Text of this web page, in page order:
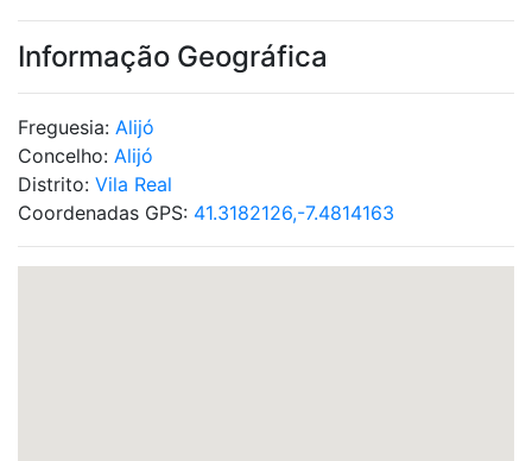
Informação Geográfica
Freguesia: Alijó
Concelho: Alijó
Distrito: Vila Real
Coordenadas GPS: 41.3182126,-7.4814163